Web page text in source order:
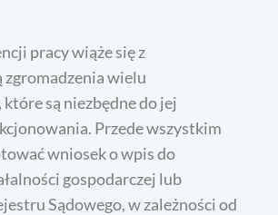
pracy wiąże się z
zgromadzenia wielu
są niezbędne do jej
Przede wszystkim
wniosek o wpis do
gospodarczej lub
Sądowego, w zależności od